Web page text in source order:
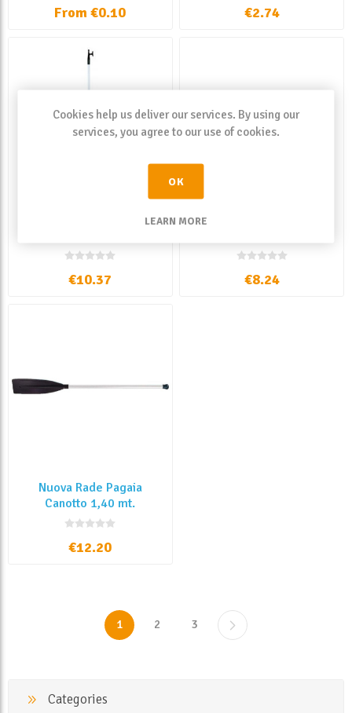
From €0.10 €2.74
Piccolo
€10.37 €8.24
Nuova Rade Pagaia
Canotto 1,40 mt.
€12.20
1 2 3
Categories
Cookies help us deliver our services. By using our
services, you agree to our use of cookies.
OK
LEARN MORE